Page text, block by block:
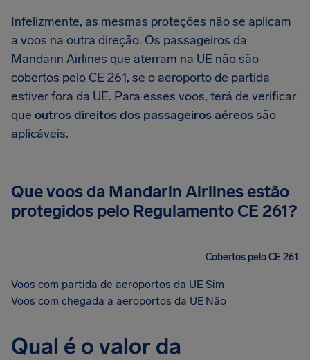
Infelizmente, as mesmas proteções não se aplicam
a voos na outra direção. Os passageiros da
Mandarin Airlines que aterram na UE não são
cobertos pelo CE 261, se o aeroporto de partida
estiver fora da UE. Para esses voos, terá de verificar
que outros direitos dos passageiros aéreossão
aplicáveis.
Que voos da Mandarin Airlines estão
protegidos pelo Regulamento CE 261?
Cobertos pelo CE 261
Voos com partida de aeroportos da UE Sim
Voos com chegada a aeroportos da UE Não
Qual é o valor da